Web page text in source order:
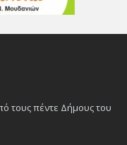
τους πέντε Δήμους του